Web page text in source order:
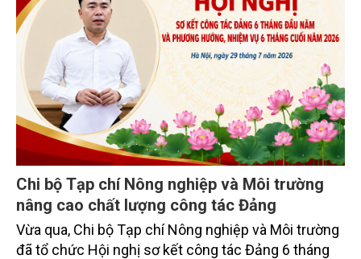
Chi bộ Tạp chí Nông nghiệp và Môi trường
nâng cao chất lượng công tác Đảng
Vừa qua, Chi bộ Tạp chí Nông nghiệp và Môi trường
đã tổ chức Hội nghị sơ kết công tác Đảng 6 tháng